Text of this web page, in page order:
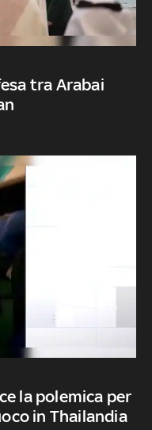
tra Arabai
la polemica per
in Thailandia